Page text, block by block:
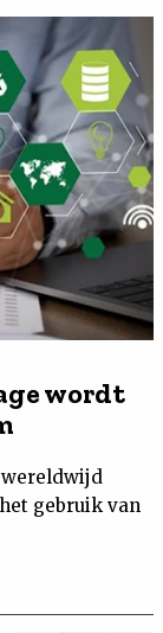
wordt
wereldwijd
gebruik van